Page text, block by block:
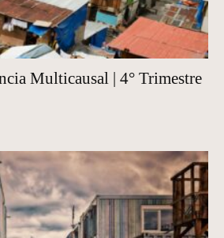
Multicausal | 4° Trimestre